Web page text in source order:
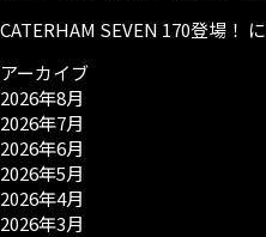
CATERHAM SEVEN 170登場！ に
アーカイブ
2026年8月
2026年7月
2026年6月
2026年5月
2026年4月
2026年3月